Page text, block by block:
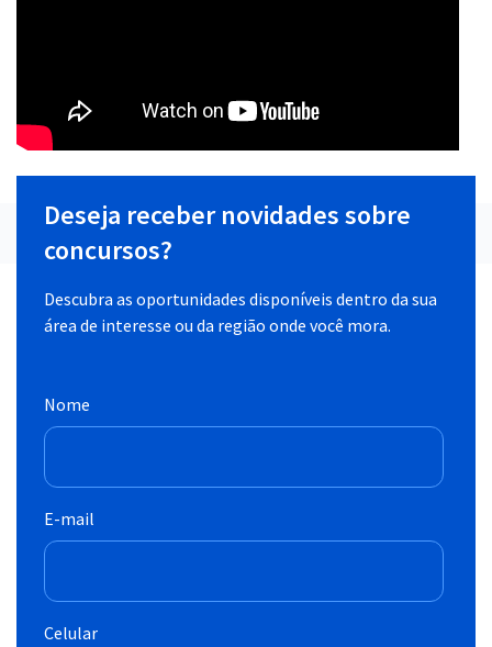
Deseja receber novidades sobre
concursos?
Descubra as oportunidades disponíveis dentro da sua
área de interesse ou da região onde você mora.
Nome
E-mail
Celular